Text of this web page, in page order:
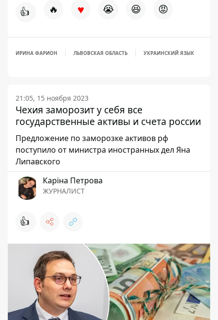
👍 🔥 ♥ 😭 😆 😡
ИРИНА ФАРИОН ЛЬВОВСКАЯ ОБЛАСТЬ УКРАИНСКИЙ ЯЗЫК
21:05, 15 ноября 2023
Чехия заморозит у себя все
государственные активы и счета россии
Предложение по заморозке активов рф
поступило от министра иностранных дел Яна
Липавского
Каріна Петрова
ЖУРНАЛИСТ
👍